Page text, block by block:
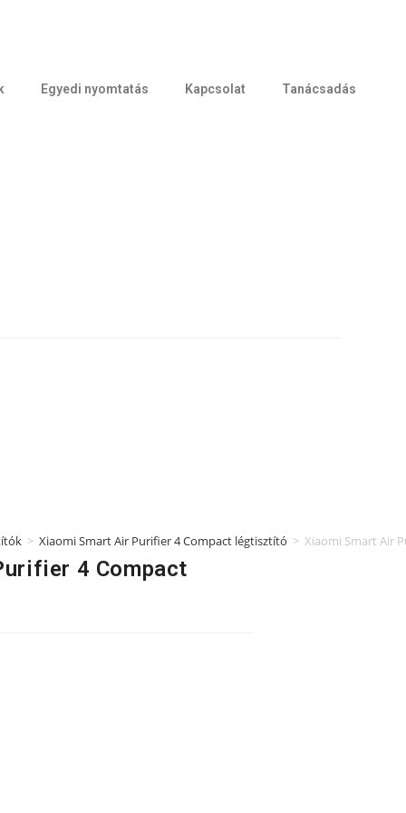
Egyedi nyomtatás Kapcsolat Tanácsadás
> Xiaomi Smart Air Purifier 4 Compact légtisztító > Xiaomi Smart Air
4 Compact